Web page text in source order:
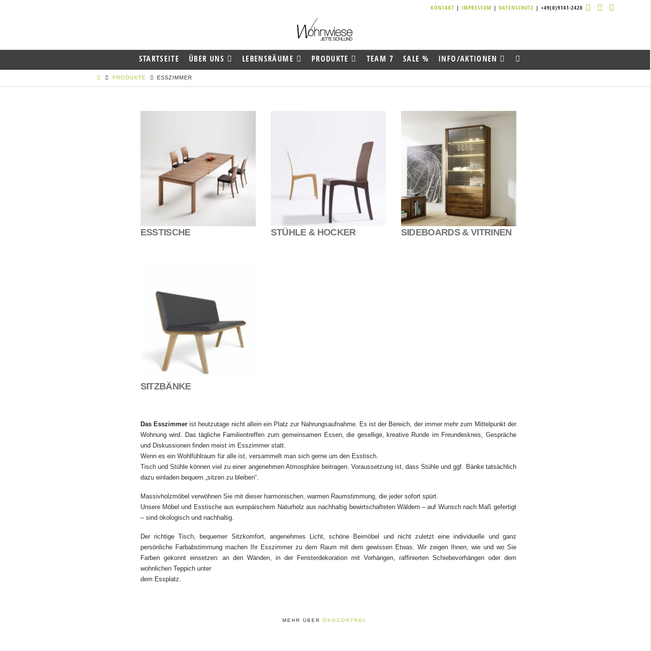
KONTAKT | IMPRESSUM | DATENSCHUTZ | +49(0)9141-2420
STARTSEITE ÜBER UNS LEBENSRÄUME PRODUKTE TEAM 7 SALE % INFO/AKTIONEN
PRODUKTE ESSZIMMER
ESSTISCHE STÜHLE & HOCKER SIDEBOARDS & VITRINEN
SITZBÄNKE
Das Esszimmerist heutzutage nicht allein ein Platz zur Nahrungsaufnahme. Es ist der Bereich, der immer mehr zum Mittelpunkt der
Wohnung wird. Das tägliche Familientreffen zum gemeinsamen Essen, die gesellige, kreative Runde im Freundeskreis, Gespräche
und Diskussionen finden meist im Esszimmer statt.
Wenn es ein Wohlfühlraum für alle ist, versammelt man sich gerne um den Esstisch.
Tisch und Stühle können viel zu einer angenehmen Atmosphäre beitragen. Voraussetzung ist, dass Stühle und ggf. Bänke tatsächlich
dazu einladen bequem „sitzen zu bleiben“.
Massivholzmöbel verwöhnen Sie mit dieser harmonischen, warmen Raumstimmung, die jeder sofort spürt.
Unsere Möbel und Esstische aus europäischem Naturholz aus nachhaltig bewirtschafteten Wäldern – auf Wunsch nach Maß gefertigt
– sind ökologisch und nachhaltig.
Der richtige Tisch, bequemer Sitzkomfort, angenehmes Licht, schöne Beimöbel und nicht zuletzt eine individuelle und ganz
persönliche Farbabstimmung machen Ihr Esszimmer zu dem Raum mit dem gewissen Etwas. Wir zeigen Ihnen, wie und wo Sie
Farben gekonnt einsetzen: an den Wänden, in der Fensterdekoration mit Vorhängen, raffinierten Schiebevorhängen oder dem
wohnlichen Teppich unter
dem Essplatz.
MEHR ÜBERÖKOCONTROL